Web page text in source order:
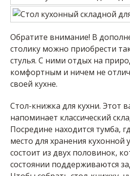
Обратите внимание! В
столику можно приобрести
стулья. С ними отдых на
комфортным и ничем не
своей кухне.
Стол-книжка для кухни. Этот
напоминает классический
Посредине находится тумба,
место для хранения кухонной
состоит из двух половинок,
состоянии поддерживаются